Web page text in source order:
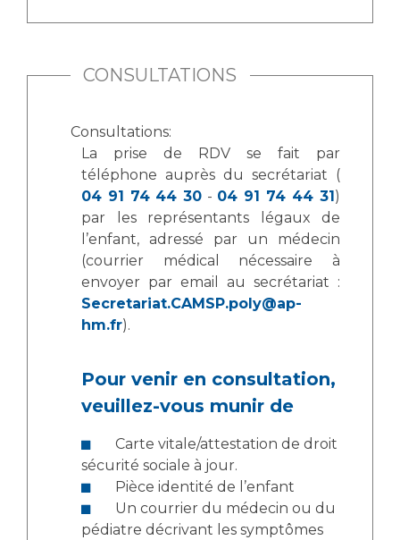
Médecine nucléaire
Maladies rares
Maternité Hôpital Nord
Vos représentants
Les Comités Locaux des Usagers
Le projet des usagers
Qualité
Nos indicateurs qualité et de sécurité des soins
Anatomie et Cytologie Pathologiques
Centres de référence Maladies Rares
Presse / Multimédia
Communiqués de presse
Dossiers de presse
Médiathèque
Fournisseurs
Rôles et missions
Liste des marchés conclus
CONSULTATIONS
Consultations:
La prise de RDV se fait par
téléphone auprès du secrétariat (
04 91 74 44 30 - 04 91 74 44 31)
par les représentants légaux de
l’enfant, adressé par un médecin
(courrier médical nécessaire à
envoyer par email au secrétariat :
Secretariat.CAMSP.poly@ap-
hm.fr).
Pour venir en consultation,
veuillez-vous munir de
sécurité sociale à jour.
Pièce identité de l’enfant
pédiatre décrivant les symptômes